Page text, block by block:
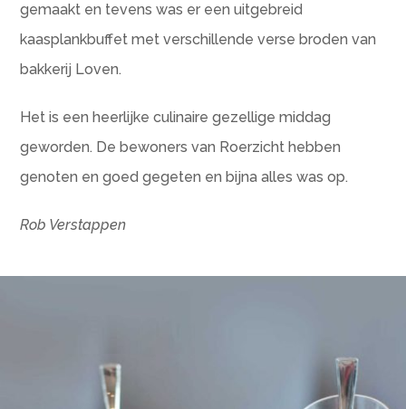
gemaakt en tevens was er een uitgebreid
kaasplankbuffet met verschillende verse broden van
bakkerij Loven.
Het is een heerlijke culinaire gezellige middag
geworden. De bewoners van Roerzicht hebben
genoten en goed gegeten en bijna alles was op.
Rob Verstappen